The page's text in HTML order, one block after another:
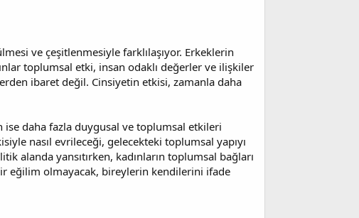
ve çeşitlenmesiyle farklılaşıyor. Erkeklerin
toplumsal etki, insan odaklı değerler ve ilişkiler
ibaret değil. Cinsiyetin etkisi, zamanla daha
ise daha fazla duygusal ve toplumsal etkileri
nasıl evrileceği, gelecekteki toplumsal yapıyı
alanda yansıtırken, kadınların toplumsal bağları
eğilim olmayacak, bireylerin kendilerini ifade